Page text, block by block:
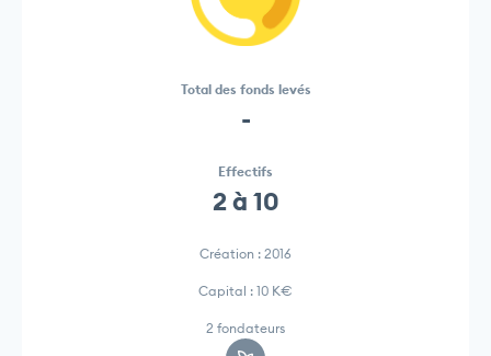
Total des fonds levés
-
Effectifs
2 à 10
Création : 2016
Capital : 10 K€
2 fondateurs